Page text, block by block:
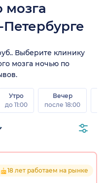
мозга
Выберите клинику
мозга ночью по
Утро
до 11:00
Вечер
после 18:00
18 лет работаем на рынке